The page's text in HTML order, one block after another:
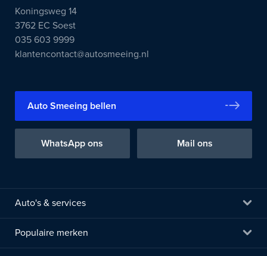
Koningsweg 14
3762 EC Soest
035 603 9999
klantencontact@autosmeeing.nl
Auto Smeeing bellen
WhatsApp ons Mail ons
Auto's & services
Populaire merken